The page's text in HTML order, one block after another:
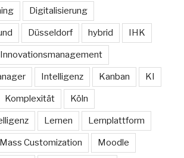
Digitalisierung
Düsseldorf hybrid IHK
Innovationsmanagement
Intelligenz Kanban KI
Komplexität Köln
Lernen Lernplattform
Mass Customization Moodle